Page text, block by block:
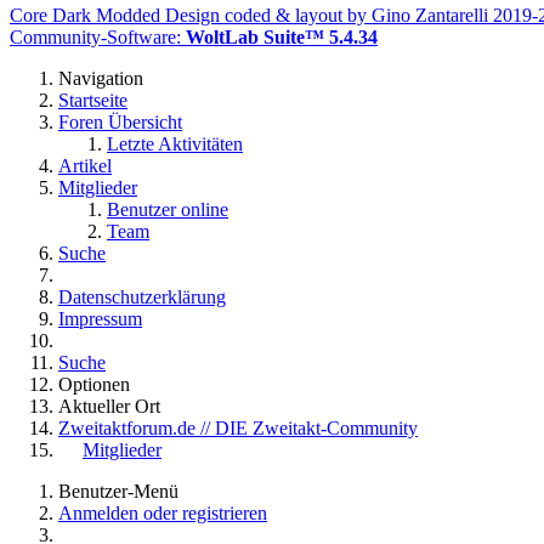
Core Dark Modded Design coded & layout by Gino Zantarelli
Community-Software: WoltLab Suite™ 5.4.34
Navigation
Startseite
Foren Übersicht
Letzte Aktivitäten
Artikel
Mitglieder
Benutzer online
Team
Suche
Datenschutzerklärung
Impressum
Suche
Optionen
Aktueller Ort
Zweitaktforum.de // DIE Zweitakt-Community
Mitglieder
Benutzer-Menü
Anmelden oder registrieren